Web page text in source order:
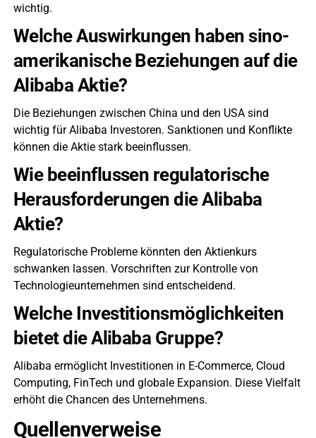
wichtig.
Welche Auswirkungen haben sino-
amerikanische Beziehungen auf die
Alibaba Aktie?
Die Beziehungen zwischen China und den USA sind
wichtig für Alibaba Investoren. Sanktionen und Konflikte
können die Aktie stark beeinflussen.
Wie beeinflussen regulatorische
Herausforderungen die Alibaba
Aktie?
Regulatorische Probleme könnten den Aktienkurs
schwanken lassen. Vorschriften zur Kontrolle von
Technologieunternehmen sind entscheidend.
Welche Investitionsmöglichkeiten
bietet die Alibaba Gruppe?
Alibaba ermöglicht Investitionen in E-Commerce, Cloud
Computing, FinTech und globale Expansion. Diese Vielfalt
erhöht die Chancen des Unternehmens.
Quellenverweise